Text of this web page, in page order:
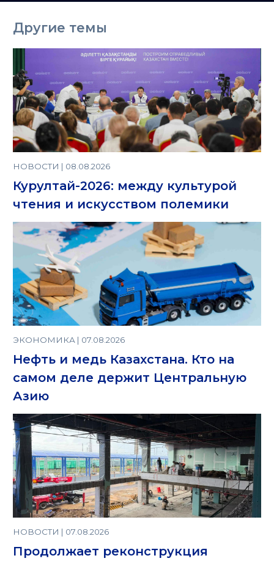
Другие темы
НОВОСТИ | 08.08.2026
Курултай-2026: между культурой
чтения и искусством полемики
ЭКОНОМИКА | 07.08.2026
Нефть и медь Казахстана. Кто на
самом деле держит Центральную
Азию
НОВОСТИ | 07.08.2026
Продолжает реконструкция